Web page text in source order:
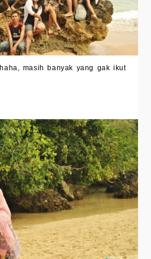
masih banyak yang gak ikut